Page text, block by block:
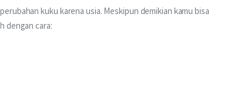
kuku karena usia. Meskipun demikian kamu bisa
dengan cara: